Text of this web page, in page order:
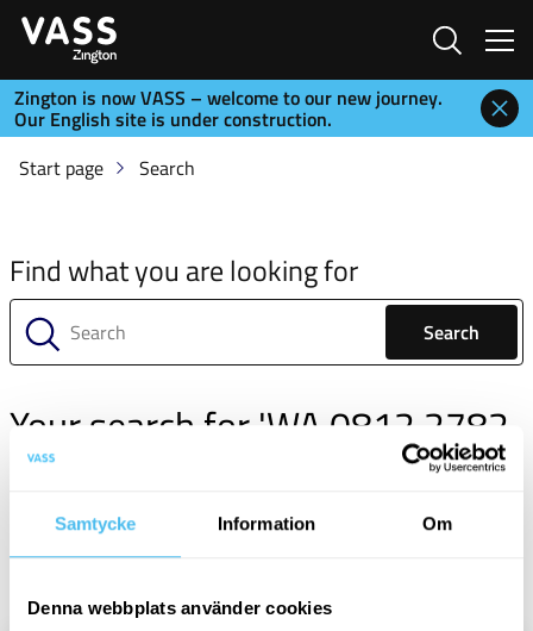
Samtycke Information Om
Denna webbplats använder cookies
Search
Zington is now VASS – welcome to our new journey.
Our English site is under construction.
Start page
Search
Find what you are looking for
Search
Your search for 'WA 0812 2782
5310 Rincian Renovasi Plafon
Gypsum Tanpa List Sukodono
Sragen' gave 1 hit